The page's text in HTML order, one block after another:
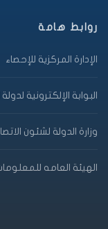
روابط هامة
الإدارة المركزية للإحصاء
البوابة الإلكترونية
وزارة الدولة لشئون
الهيئة العامه